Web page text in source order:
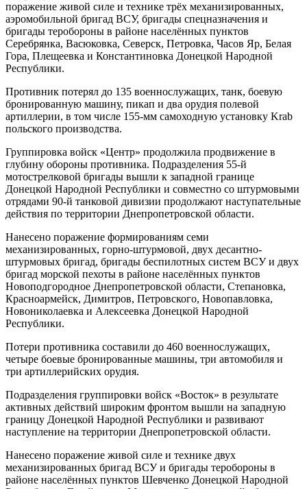
поражение живой силе и технике трёх механизированных,
аэромобильной бригад ВСУ, бригады спецназначения и
бригады теробороны в районе населённых пунктов
Серебрянка, Васюковка, Северск, Петровка, Часов Яр, Белая
Гора, Плещеевка и Константиновка Донецкой Народной
Республики.
Противник потерял до 135 военнослужащих, танк, боевую
бронированную машину, пикап и два орудия полевой
артиллерии, в том числе 155-мм самоходную установку Krab
польского производства.
Группировка войск «Центр» продолжила продвижение в
глубину обороны противника. Подразделения 55-й
мотострелковой бригады вышли к западной границе
Донецкой Народной Республики и совместно со штурмовыми
отрядами 90-й танковой дивизии продолжают наступательные
действия по территории Днепропетровской области.
Нанесено поражение формированиям семи
механизированных, горно-штурмовой, двух десантно-
штурмовых бригад, бригады беспилотных систем ВСУ и двух
бригад морской пехоты в районе населённых пунктов
Новоподгородное Днепропетровской области, Степановка,
Красноармейск, Димитров, Петровского, Новопавловка,
Новониколаевка и Алексеевка Донецкой Народной
Республики.
Потери противника составили до 460 военнослужащих,
четыре боевые бронированные машины, три автомобиля и
три артиллерийских орудия.
Подразделения группировки войск «Восток» в результате
активных действий широким фронтом вышли на западную
границу Донецкой Народной Республики и развивают
наступление на территории Днепропетровской области.
Нанесено поражение живой силе и технике двух
механизированных бригад ВСУ и бригады теробороны в
районе населённых пунктов Шевченко Донецкой Народной